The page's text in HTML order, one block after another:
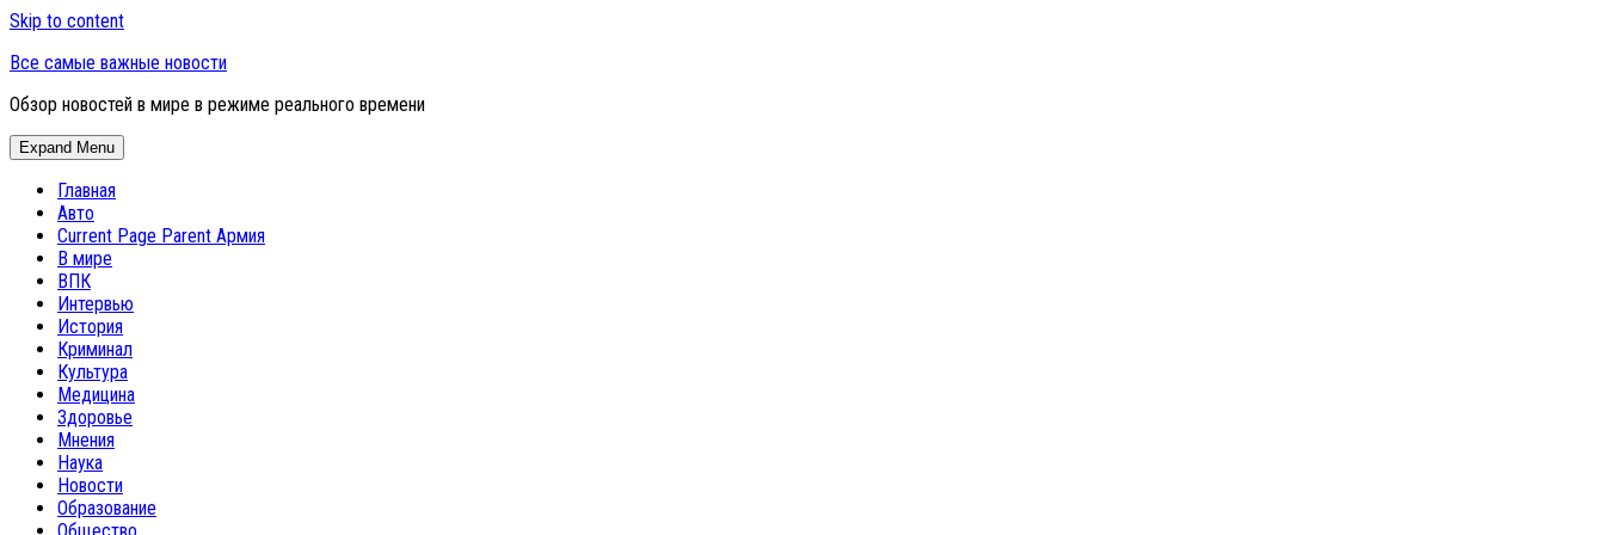
Skip to content
Все самые важные новости
Обзор новостей в мире в режиме реального времени
Expand Menu
Главная
Авто
Current Page Parent Армия
В мире
ВПК
Интервью
История
Криминал
Культура
Медицина
Здоровье
Мнения
Наука
Новости
Образование